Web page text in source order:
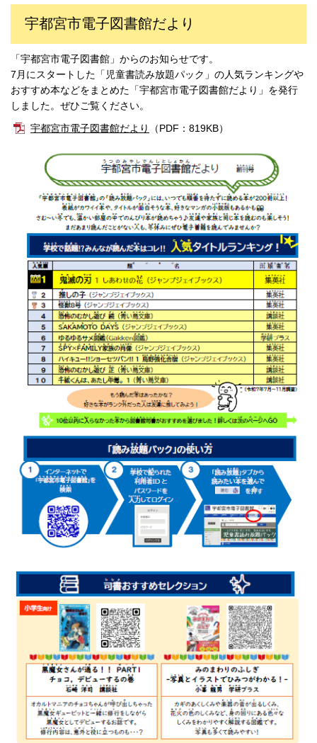
宇都宮市電子図書館だより
「宇都宮市電子図書館」からのお知らせです。
7月にスタートした「児童書読み放題パック」の人気ランキングや
おすすめ本などをまとめた「宇都宮市電子図書館だより」を発行
しました。ぜひご覧ください。
宇都宮市電子図書館だより
（PDF：819KB）